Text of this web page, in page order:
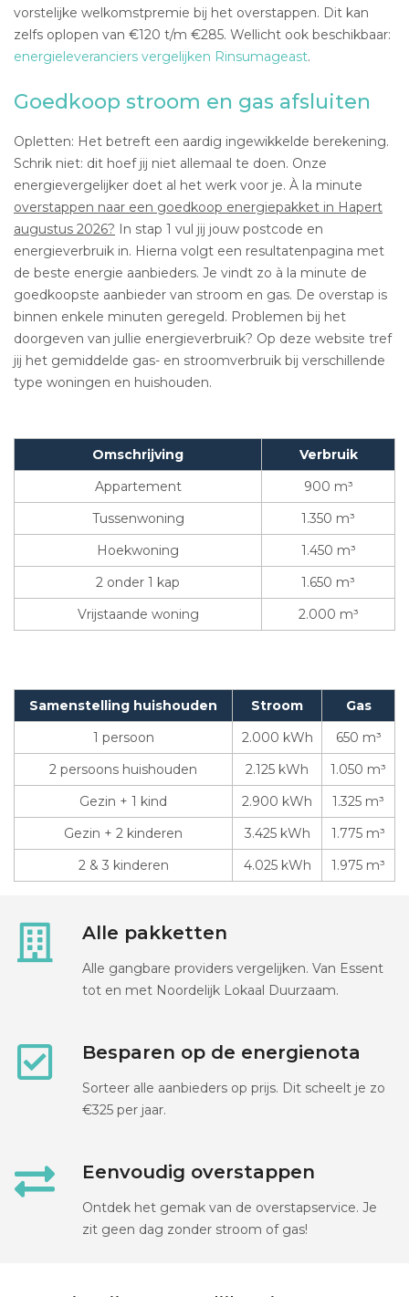
vorstelijke welkomstpremie bij het overstappen. Dit kan
zelfs oplopen van €120 t/m €285. Wellicht ook beschikbaar:
energieleveranciers vergelijken Rinsumageast.
Goedkoop stroom en gas afsluiten
Opletten: Het betreft een aardig ingewikkelde berekening.
Schrik niet: dit hoef jij niet allemaal te doen. Onze
energievergelijker doet al het werk voor je. À la minute
overstappen naar een goedkoop energiepakket in Hapert
augustus 2026? In stap 1 vul jij jouw postcode en
energieverbruik in. Hierna volgt een resultatenpagina met
de beste energie aanbieders. Je vindt zo à la minute de
goedkoopste aanbieder van stroom en gas. De overstap is
binnen enkele minuten geregeld. Problemen bij het
doorgeven van jullie energieverbruik? Op deze website tref
jij het gemiddelde gas- en stroomverbruik bij verschillende
type woningen en huishouden.
Omschrijving
Verbruik
Appartement
900 m³
Tussenwoning
1.350 m³
Hoekwoning
1.450 m³
2 onder 1 kap
1.650 m³
Vrijstaande woning
2.000 m³
Samenstelling huishouden Stroom
Gas
1 persoon
2.000 kWh
650 m³
2 persoons huishouden
2.125 kWh
1.050 m³
Gezin + 1 kind
2.900 kWh
1.325 m³
Gezin + 2 kinderen
3.425 kWh
1.775 m³
2 & 3 kinderen
4.025 kWh 1.975 m³
Alle pakketten
Alle gangbare providers vergelijken. Van Essent
tot en met Noordelijk Lokaal Duurzaam.
Besparen op de energienota
Sorteer alle aanbieders op prijs. Dit scheelt je zo
€325 per jaar.
Eenvoudig overstappen
Ontdek het gemak van de overstapservice. Je
zit geen dag zonder stroom of gas!